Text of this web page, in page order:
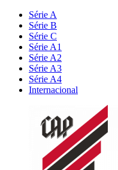
Série A
Série B
Série C
Série A1
Série A2
Série A3
Série A4
Internacional